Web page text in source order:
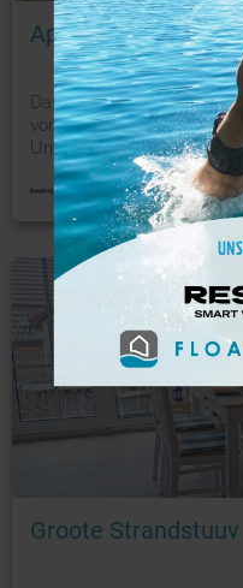
Apartment 3
Das Apartment-3 ist ein
von Flensburg entfernt.
Unt... mehr
Groote Strandstuuv